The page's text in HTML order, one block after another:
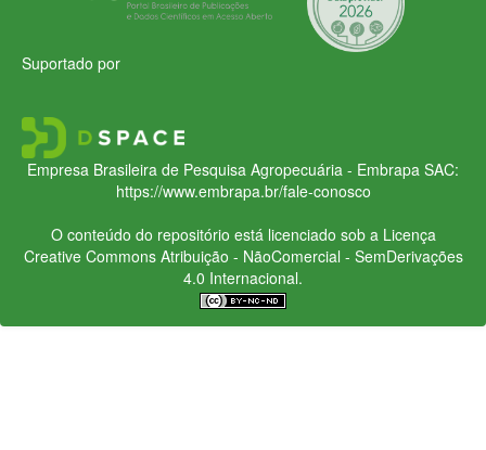
Suportado por
Empresa Brasileira de Pesquisa Agropecuária - Embrapa SAC:
https://www.embrapa.br/fale-conosco
O conteúdo do repositório está licenciado sob a Licença
Creative CommonsAtribuição - NãoComercial - SemDerivações
4.0 Internacional.